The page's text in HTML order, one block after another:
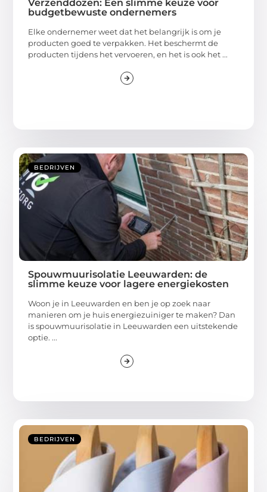
Verzenddozen: Een slimme keuze voor
budgetbewuste ondernemers
Elke ondernemer weet dat het belangrijk is om je
producten goed te verpakken. Het beschermt de
producten tijdens het vervoeren, en het is ook het ...
BEDRIJVEN
Spouwmuurisolatie Leeuwarden: de
slimme keuze voor lagere energiekosten
Woon je in Leeuwarden en ben je op zoek naar
manieren om je huis energiezuiniger te maken? Dan
is spouwmuurisolatie in Leeuwarden een uitstekende
optie. ...
BEDRIJVEN